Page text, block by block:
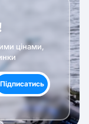
цінами,
Підписатись